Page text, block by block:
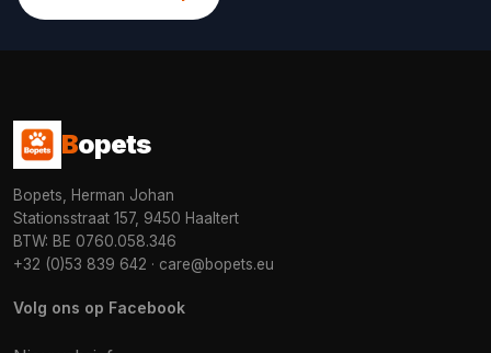
Bopets
Bopets, Herman Johan
Stationsstraat 157, 9450 Haaltert
BTW: BE 0760.058.346
+32 (0)53 839 642 · care@bopets.eu
Volg ons op Facebook